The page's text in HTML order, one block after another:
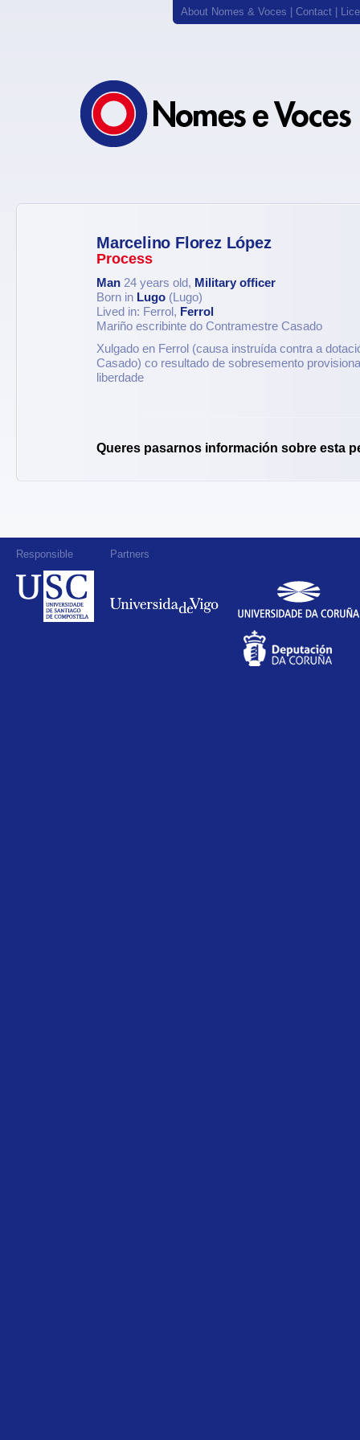
About Nomes & Voces Contact
Marcelino Florez López
Process
Man 24 years old, Military officer
Born in Lugo (Lugo)
Lived in: Ferrol, Ferrol
Mariño escribinte do Contramestre Casado
Xulgado en Ferrol (causa instruída contra a
Casado) co resultado de sobresemento
liberdade
Queres pasarnos información sobre esta
Responsible Partners